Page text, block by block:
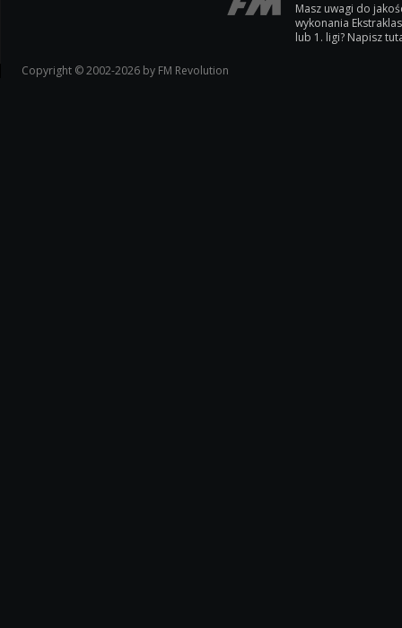
Masz uwagi do
wykonania
lub 1. ligi? Napisz
Copyright © 2002-2026 by FM Revolution